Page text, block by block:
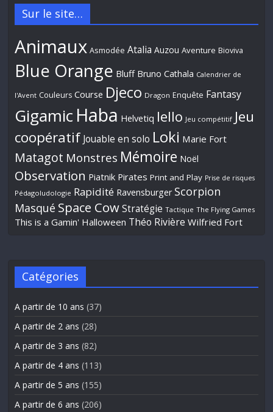
Sur le site…
Animaux Asmodée Atalia Auzou Aventure Bioviva
Blue Orange Bluff Bruno Cathala Calendrier de
l'Avent Couleurs Course Djeco Dragon Enquête Fantasy
Gigamic Haba Helvetiq Iello Jeu compétitif Jeu
coopératif Jouable en solo Loki Marie Fort
Matagot Monstres Mémoire Noël
Observation Piatnik Pirates Print and Play Prise de risques
Pédagoludologie Rapidité Ravensburger Scorpion
Masqué Space Cow Stratégie Tactique The Flying Games
This is a Gamin' Halloween Théo Rivière Wilfried Fort
Catégories
A partir de 10 ans (37)
A partir de 2 ans (28)
A partir de 3 ans (82)
A partir de 4 ans (113)
A partir de 5 ans (155)
A partir de 6 ans (206)